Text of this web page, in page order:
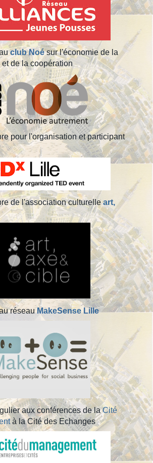
club Noésur l'économie de la
et de la coopération
pour l'organisation et participant
de l'association culturelleart,
réseau MakeSense Lille
aux conférences de laCité
à la Cité des Echanges